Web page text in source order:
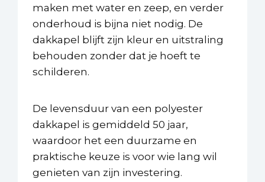
maken met water en zeep, en verder
onderhoud is bijna niet nodig. De
dakkapel blijft zijn kleur en uitstraling
behouden zonder dat je hoeft te
schilderen.
De levensduur van een polyester
dakkapel is gemiddeld 50 jaar,
waardoor het een duurzame en
praktische keuze is voor wie lang wil
genieten van zijn investering.